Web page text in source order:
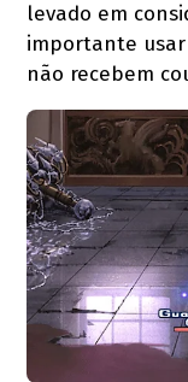
levado em
importante usar
não recebem